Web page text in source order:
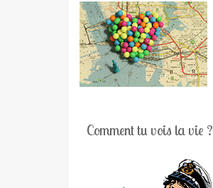
Comment tu vois la vie ?